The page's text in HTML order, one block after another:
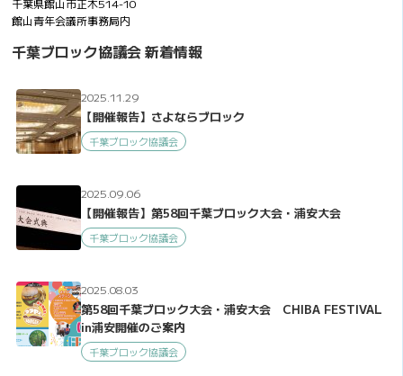
千葉県館山市正木514-10
館山青年会議所事務局内
千葉ブロック協議会 新着情報
2025.11.29
【開催報告】さよならブロック
千葉ブロック協議会
2025.09.06
【開催報告】第58回千葉ブロック大会・浦安大会
千葉ブロック協議会
2025.08.03
第58回千葉ブロック大会・浦安大会 CHIBA FESTIVAL
in浦安開催のご案内
千葉ブロック協議会